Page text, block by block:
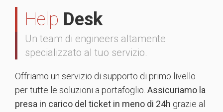
Help Desk
Un team di engineers altamente
specializzato al tuo servizio.
Offriamo un servizio di supporto di primo livello
per tutte le soluzioni a portafoglio. Assicuriamo la
presa in carico del ticket in meno di 24h grazie al